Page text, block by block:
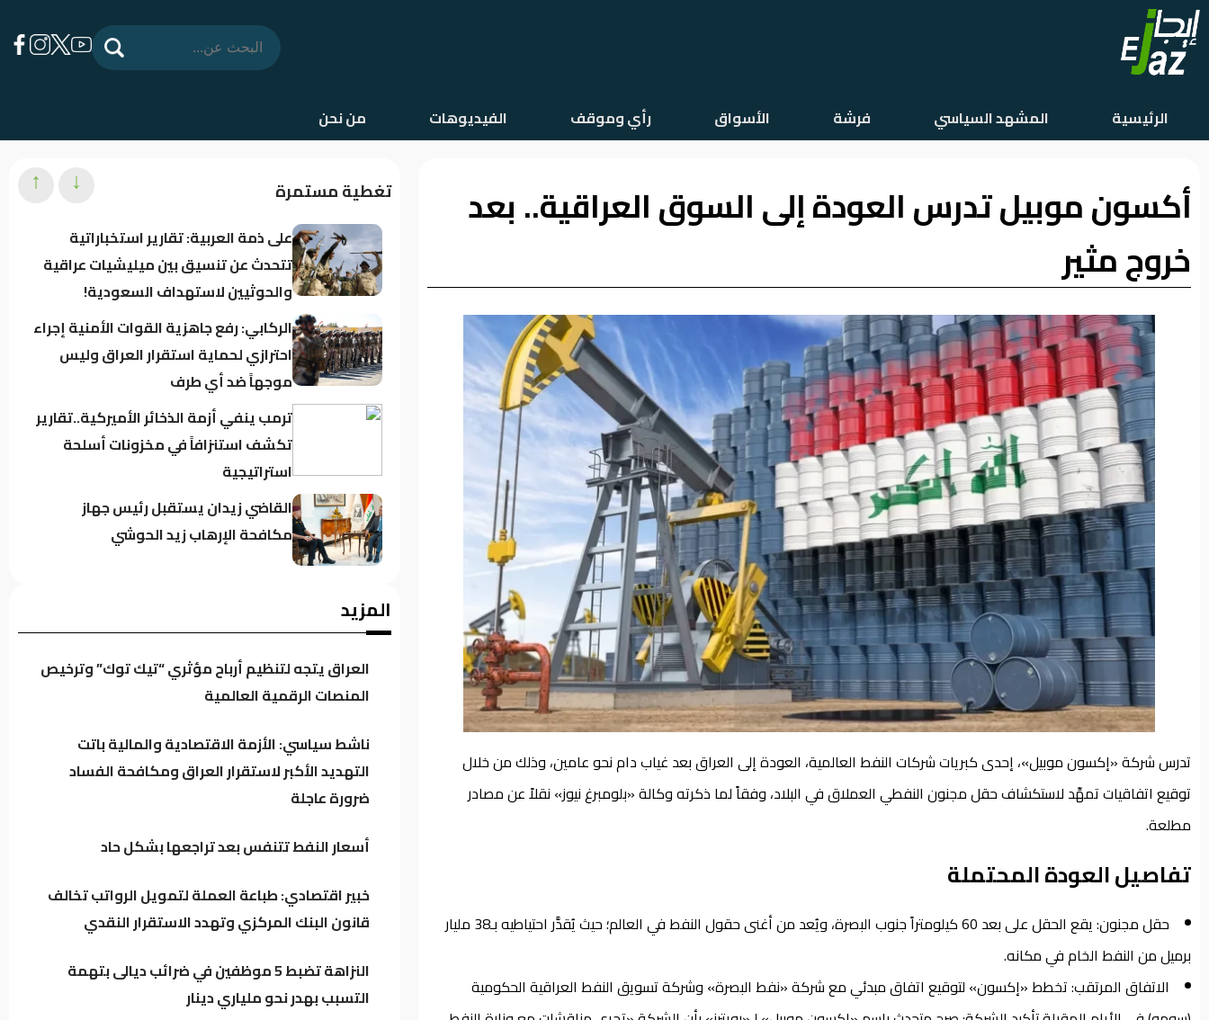
الرئيسية
المشهد
السياسي
فرشة
رأي
وموقف
الفيديوهات
الرئيسية المشهد السياسي فرشة الأسواق رأي وموقف الفيديوهات من نحن
أكسون موبيل تدرس العودة إلى السوق العراقية.. بعد
خروج مثير
تدرس شركة «إكسون موبيل»، إحدى كبريات شركات النفط العالمية، العودة إلى العراق بعد غياب دام نحو عامين، وذلك من خلال
توقيع اتفاقيات تمهِّد لاستكشاف حقل مجنون النفطي العملاق في البلاد، وفقاً لما ذكرته وكالة «بلومبرغ نيوز» نقلاً عن مصادر
مطلعة.
تفاصيل العودة المحتملة
حقل مجنون: يقع الحقل على بعد 60 كيلومتراً جنوب البصرة، ويُعد من أغنى حقول النفط في العالم؛ حيث يُقدَّر احتياطيه بـ38 مليار
برميل من النفط الخام في مكانه.
الاتفاق المرتقب: تخطط «إكسون» لتوقيع اتفاق مبدئي مع شركة «نفط البصرة» وشركة تسويق النفط العراقية الحكومية
تغطية مستمرة
على ذمة العربية: تقارير استخباراتية
تتحدث عن تنسيق بين ميليشيات عراقية
والحوثيين لاستهداف السعودية!
الركابي: رفع جاهزية القوات الأمنية إجراء
احترازي لحماية استقرار العراق وليس
موجهاً ضد أي طرف
ترمب ينفي أزمة الذخائر الأميركية..تقارير
تكشف استنزافاً في مخزونات أسلحة
استراتيجية
القاضي زيدان يستقبل رئيس جهاز
مكافحة الإرهاب زيد الحوشي
كردستان تحت مجهر “صولة الزيدي”..
وإيرادات الإقليم
باحث سياسي: النظام في العراق لا يدير
الأزمات.. بل يصنعها للبقاء
محاور النقاش
↓
↑
المزيد
العراق يتجه لتنظيم أرباح مؤثري “تيك توك” وترخيص
المنصات الرقمية العالمية
ناشط سياسي: الأزمة الاقتصادية والمالية باتت
التهديد الأكبر لاستقرار العراق ومكافحة الفساد
ضرورة عاجلة
أسعار النفط تتنفس بعد تراجعها بشكل حاد
خبير اقتصادي: طباعة العملة لتمويل الرواتب تخالف
قانون البنك المركزي وتهدد الاستقرار النقدي
النزاهة تضبط 5 موظفين في ضرائب ديالى بتهمة
التسبب بهدر نحو ملياري دينار